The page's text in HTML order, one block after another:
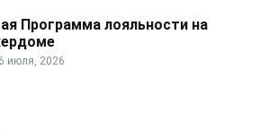
Программа лояльности на
июля, 2026